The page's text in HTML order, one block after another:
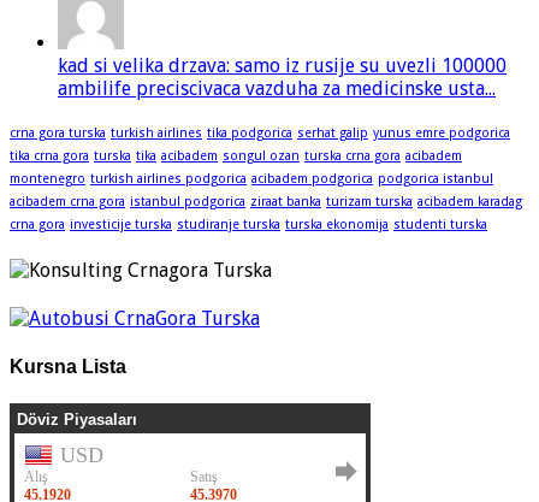
kad si velika drzava: samo iz rusije su uvezli 100000
ambilife preciscivaca vazduha za medicinske usta...
crna gora turska turkish airlines tika podgorica serhat galip yunus emre podgorica
tika crna gora turska tika acibadem songul ozan turska crna gora acibadem
montenegro turkish airlines podgorica acibadem podgorica podgorica istanbul
acibadem crna gora istanbul podgorica ziraat banka turizam turska acibadem karadag
crna gora investicije turska studiranje turska turska ekonomija studenti turska
Kursna Lista